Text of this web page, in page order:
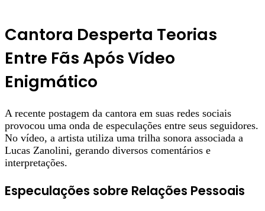
Cantora Desperta Teorias
Entre Fãs Após Vídeo
Enigmático
A recente postagem da cantora em suas redes sociais
provocou uma onda de especulações entre seus seguidores.
No vídeo, a artista utiliza uma trilha sonora associada a
Lucas Zanolini, gerando diversos comentários e
interpretações.
Especulações sobre Relações Pessoais